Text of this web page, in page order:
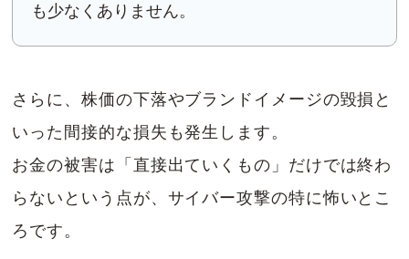
も少なくありません。
さらに、株価の下落やブランドイメージの毀損と
いった間接的な損失も発生します。
お金の被害は「直接出ていくもの」だけでは終わ
らないという点が、サイバー攻撃の特に怖いとこ
ろです。